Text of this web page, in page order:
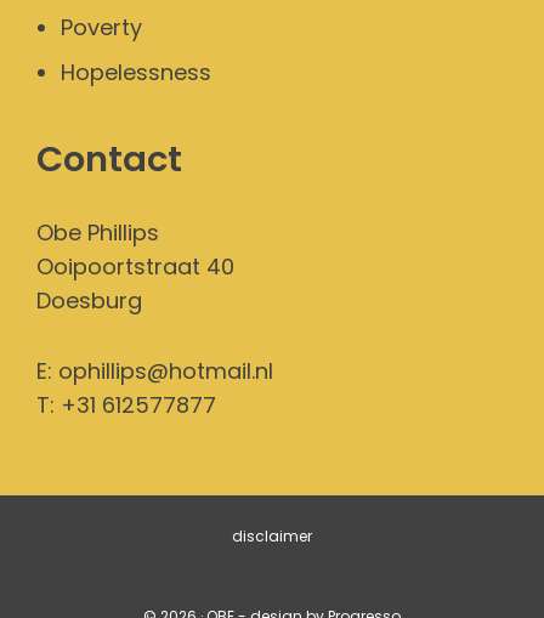
Poverty
Hopelessness
Contact
Obe Phillips
Ooipoortstraat 40
Doesburg
E: ophillips@hotmail.nl
T: +31 612577877
disclaimer